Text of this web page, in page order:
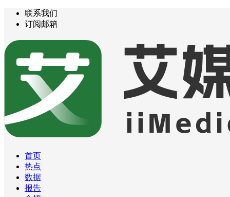
联系我们
订阅邮箱
首页
热点
数据
报告